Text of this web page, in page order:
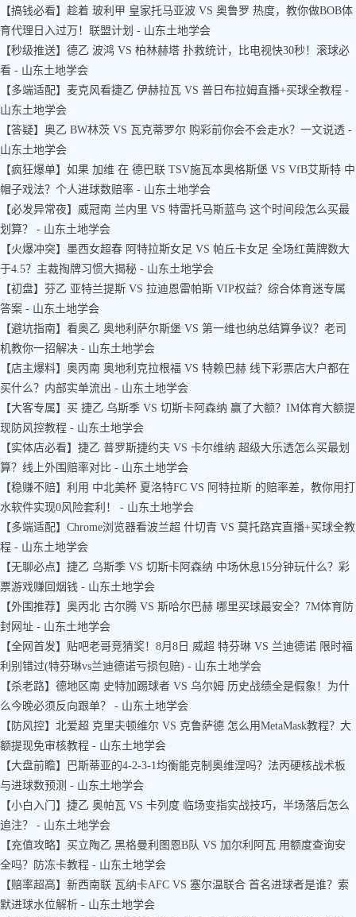
【搞钱必看】趁着 玻利甲 皇家托马亚波 VS 奥鲁罗 热度，教你做BOB体
育代理日入过万！联盟计划 - 山东土地学会
【秒级推送】德乙 波鸿 VS 柏林赫塔 扑救统计，比电视快30秒！滚球必
看 - 山东土地学会
【多端适配】麦克风看捷乙 伊赫拉瓦 VS 普日布拉姆直播+买球全教程 -
山东土地学会
【答疑】奥乙 BW林茨 VS 瓦克蒂罗尔 购彩前你会不会走水？一文说透 -
山东土地学会
【疯狂爆单】如果 加维 在 德巴联 TSV施瓦本奥格斯堡 VS VfB艾斯特 中
帽子戏法？个人进球数赔率 - 山东土地学会
【必发异常夜】威冠南 兰内里 VS 特雷托马斯蓝鸟 这个时间段怎么买最
划算？ - 山东土地学会
【火爆冲突】墨西女超春 阿特拉斯女足 VS 帕丘卡女足 全场红黄牌数大
于4.5？主裁掏牌习惯大揭秘 - 山东土地学会
【初盘】芬乙 亚特兰提斯 VS 拉迪恩雷帕斯 VIP权益？综合体育迷专属
答案 - 山东土地学会
【避坑指南】看奥乙 奥地利萨尔斯堡 VS 第一维也纳总结算争议？老司
机教你一招解决 - 山东土地学会
【店主爆料】奥丙南 奥地利克拉根福 VS 特赖巴赫 线下彩票店大户都在
买什么？内部实单流出 - 山东土地学会
【大客专属】买 捷乙 乌斯季 VS 切斯卡阿森纳 赢了大额？IM体育大额提
现防风控教程 - 山东土地学会
【实体店必看】捷乙 普罗斯捷约夫 VS 卡尔维纳 超级大乐透怎么买最划
算？线上外围赔率对比 - 山东土地学会
【稳赚不赔】利用 中北美杯 夏洛特FC VS 阿特拉斯 的赔率差，教你用打
水软件实现0风险套利！ - 山东土地学会
【多端适配】Chrome浏览器看波兰超 什切青 VS 莫托路宾直播+买球全教
程 - 山东土地学会
【无聊必点】捷乙 乌斯季 VS 切斯卡阿森纳 中场休息15分钟玩什么？彩
票游戏赚回烟钱 - 山东土地学会
【外围推荐】奥丙北 古尔腾 VS 斯哈尔巴赫 哪里买球最安全？7M体育防
封网址 - 山东土地学会
【全网首发】贴吧老哥竞猜奖！8月8日 威超 特芬琳 VS 兰迪德诺 限时福
利别错过(特芬琳vs兰迪德诺亏损包赔) - 山东土地学会
【杀老路】德地区南 史特加踢球者 VS 乌尔姆 历史战绩全是假象！为什
么今晚必须反向跟单？ - 山东土地学会
【防风控】北爱超 克里夫顿维尔 VS 克鲁萨德 怎么用MetaMask教程？大
额提现免审核教程 - 山东土地学会
【大盘前瞻】巴斯蒂亚的4-2-3-1均衡能克制奥维涅吗？法丙硬核战术板
与进球数预测 - 山东土地学会
【小白入门】捷乙 奥帕瓦 VS 卡列度 临场变指实战技巧，半场落后怎么
追注？ - 山东土地学会
【充值攻略】买立陶乙 黑格曼利图恩B队 VS 加尔利阿瓦 用额度查询安
全吗？防冻卡教程 - 山东土地学会
【赔率超高】新西南联 瓦纳卡AFC VS 塞尔温联合 首名进球者是谁？索
默进球水位解析 - 山东土地学会